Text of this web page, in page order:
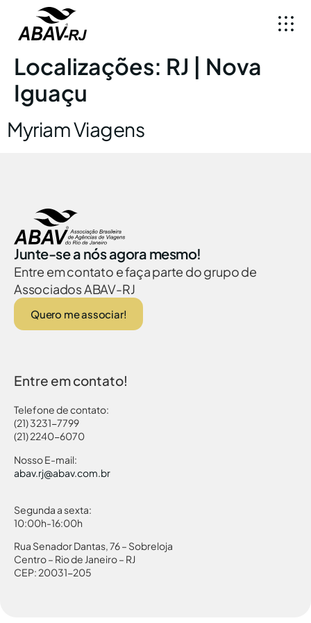
Localizações: RJ | Nova
Iguaçu
Myriam Viagens
Junte-se a nós agora mesmo!
Entre em contato e faça parte do grupo de
Associados ABAV-RJ
Quero me associar!
Entre em contato!
Telefone de contato:
(21) 3231-7799
(21) 2240-6070
Nosso E-mail:
abav.rj@abav.com.br
Segunda a sexta:
10:00h-16:00h
Rua Senador Dantas, 76 – Sobreloja
Centro – Rio de Janeiro – RJ
CEP: 20031-205